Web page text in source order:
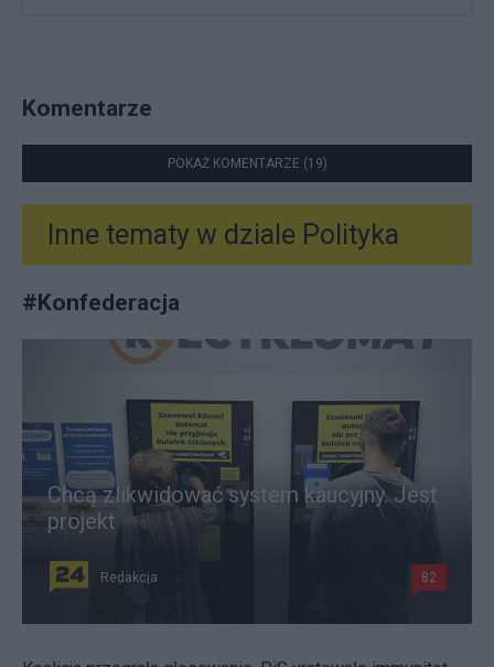
Komentarze
POKAŻ KOMENTARZE (19)
Inne tematy w dziale Polityka
#Konfederacja
Chcą zlikwidować system kaucyjny. Jest
projekt
Redakcja 82